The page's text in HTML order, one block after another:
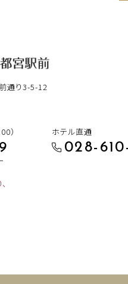
通り3-5-12
） ホテル直通
028-